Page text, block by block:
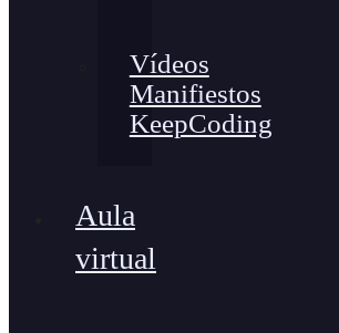
Vídeos
Manifiestos
KeepCoding
Aula
virtual